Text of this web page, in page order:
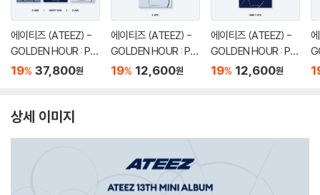
에이티즈 (ATEEZ) -
GOLDEN HOUR : Par
t.4 [POCAALBUM V
19% 37,800원
에이티즈 (ATEEZ) -
GOLDEN HOUR : Par
t.4 [POCAALBUM V
19% 12,600원
에이티즈 (ATEEZ) -
GOLDEN HOUR : Par
t.4 [POCAALBUM V
19% 12,600원
상세 이미지